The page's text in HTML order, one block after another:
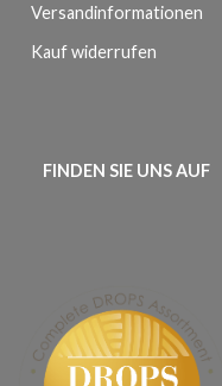
Versandinformationen
Kauf widerrufen
FINDEN SIE UNS AUF